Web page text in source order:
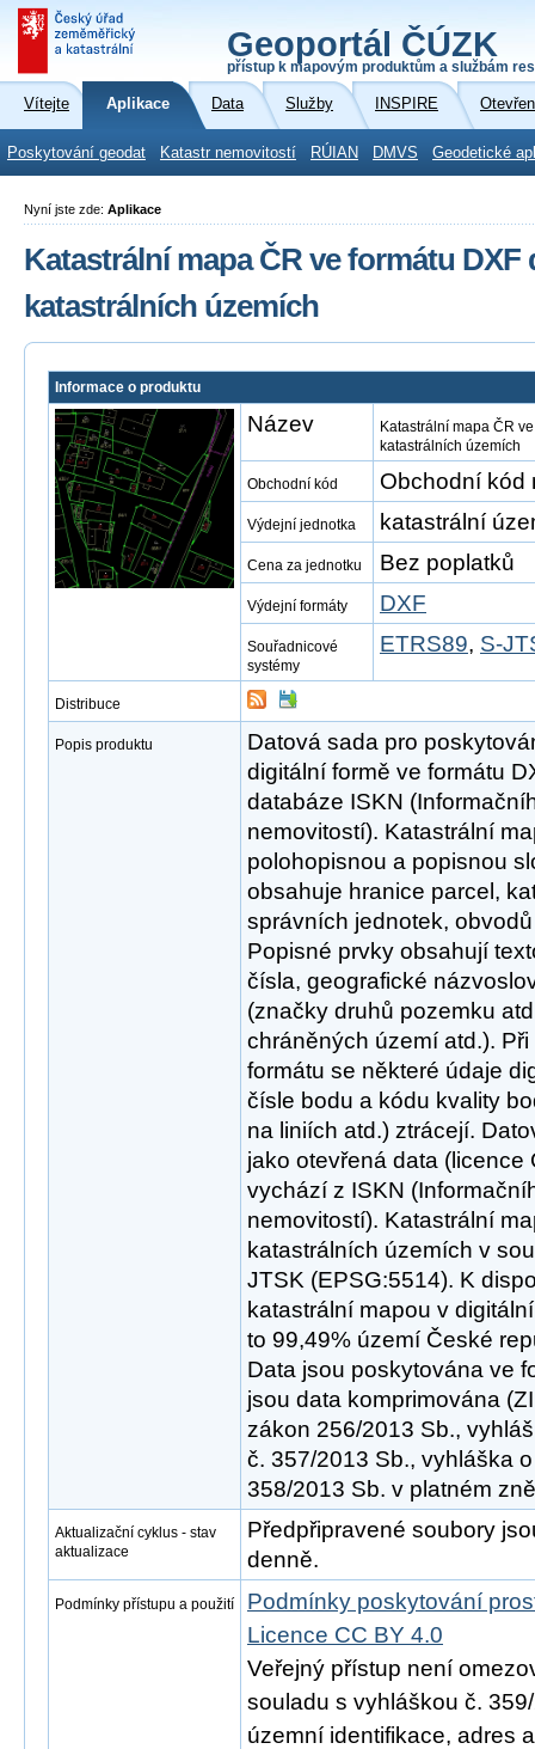
Geoportál ČÚZK
přístup k mapovým produktům a službám
Vítejte Aplikace Data Služby INSPIRE
Poskytování geodat Katastr nemovitostí RÚIAN DMVS Geodetické
Nyní jste zde: Aplikace
Katastrální mapa ČR ve formátu
katastrálních územích
Informace o produktu
Název
Katastrální mapa ČR
katastrálních územích
Obchodní kód Obchodní kód
Výdejní jednotka katastrální
Cena za jednotku Bez poplatků
Výdejní formáty DXF
Souřadnicové
systémy
ETRS89, S-
Distribuce
Popis produktu
Datová sada pro
digitální formě ve formátu
databáze ISKN
nemovitostí). Katastrální
polohopisnou a popisnou
obsahuje hranice parcel,
správních jednotek,
Popisné prvky obsahují
čísla, geografické
(značky druhů pozemku
chráněných území atd.).
formátu se některé údaje
čísle bodu a kódu kvality
na liniích atd.) ztrácejí.
jako otevřená data (licence
vychází z ISKN
nemovitostí). Katastrální
katastrálních územích v
JTSK (EPSG:5514). K
katastrální mapou v
to 99,49% území České
Data jsou poskytována ve
jsou data komprimována
zákon 256/2013 Sb.,
č. 357/2013 Sb., vyhláška
358/2013 Sb. v platném
Aktualizační cyklus - stav
aktualizace
Předpřipravené soubory
denně.
Podmínky přístupu a použití
Podmínky poskytování
Licence CC BY 4.0
Veřejný přístup není
souladu s vyhláškou č.
územní identifikace, adres